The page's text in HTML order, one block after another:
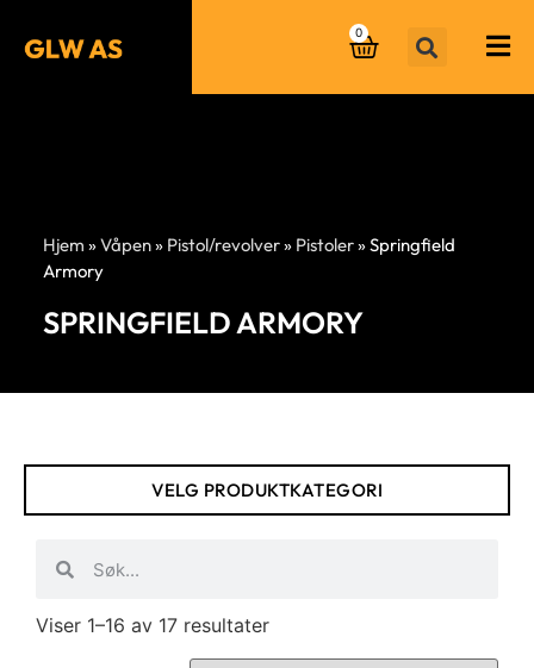
0
Hjem »Våpen» Pistol/revolver» Pistoler»Springfield
Armory
SPRINGFIELD ARMORY
VELG PRODUKTKATEGORI
Viser 1–16 av 17 resultater